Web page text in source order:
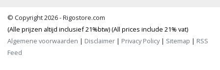
© Copyright 2026 - Rigostore.com
(Alle prijzen altijd inclusief 21%btw) (All prices include 21% vat)
Algemene voorwaarden | Disclaimer | Privacy Policy| Sitemap | RSS
Feed